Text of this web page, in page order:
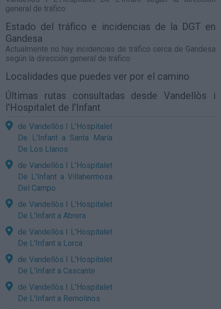
general de tráfico
Estado del tráfico e incidencias de la DGT en
Gandesa
Actualmente no hay incidencias de tráfico cerca de Gandesa
según la dirección general de tráfico
Localidades que puedes ver por el camino
Últimas rutas consultadas desde Vandellòs i
l'Hospitalet de l'Infant
de Vandellòs I L'Hospitalet
De L'Infant a Santa María
De Los Llanos
de Vandellòs I L'Hospitalet
De L'Infant a Villahermosa
Del Campo
de Vandellòs I L'Hospitalet
De L'Infant a Abrera
de Vandellòs I L'Hospitalet
De L'Infant a Lorca
de Vandellòs I L'Hospitalet
De L'Infant a Cascante
de Vandellòs I L'Hospitalet
De L'Infant a Remolinos